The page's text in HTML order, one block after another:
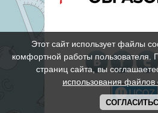
Этот сайт использует файлы
комфортной работы пользователя.
страниц сайта, вы
использования файлов